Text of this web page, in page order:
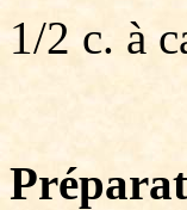
1/2 c. à